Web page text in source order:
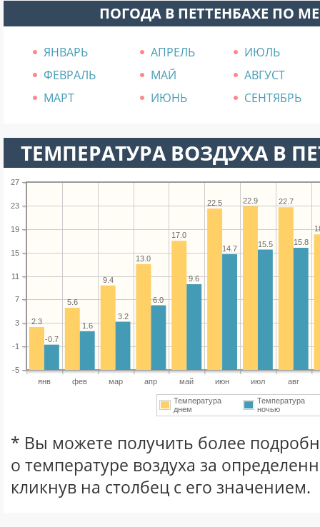
ПОГОДА В ПЕТТЕНБАХЕ ПО
ЯНВАРЬ АПРЕЛЬ
ИЮЛЬ
ФЕВРАЛЬ
МАЙ
АВГУСТ
МАРТ
ИЮНЬ СЕНТЯБРЬ
ТЕМПЕРАТУРА ВОЗДУХА В
янв фев мар апр май июн июл авг
-5
-1
3
7
11
15
19
23
27
22.7
22.9
22.5
17.0
13.0
9.4
5.6
2.3
15.8
15.5
14.7
9.6
6.0
3.2
1.6
-0.7
Температура
днем
Температура
ночью
* Вы можете получить более
о температуре воздуха за
кликнув на столбец с его значением.